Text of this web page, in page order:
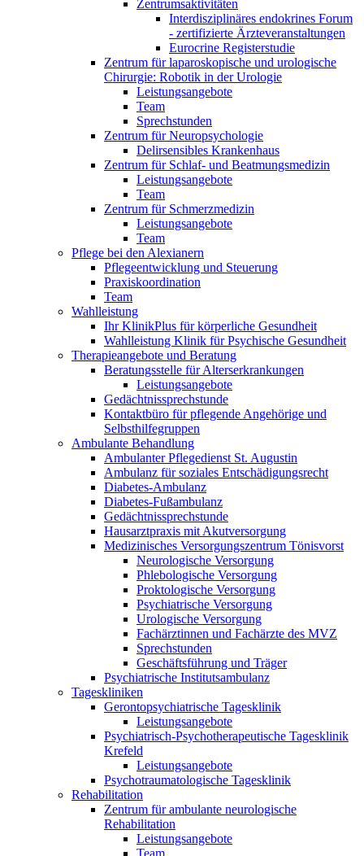
Zentrumsaktivitäten
Interdisziplinäres endokrines Forum
- zertifizierte Ärzteveranstaltungen
Eurocrine Registerstudie
Zentrum für laparoskopische und urologische
Chirurgie: Robotik in der Urologie
Leistungsangebote
Team
Sprechstunden
Zentrum für Neuropsychologie
Delirsensibles Krankenhaus
Zentrum für Schlaf- und Beatmungsmedizin
Leistungsangebote
Team
Zentrum für Schmerzmedizin
Leistungsangebote
Team
Pflege bei den Alexianern
Pflegeentwicklung und Steuerung
Praxiskoordination
Team
Wahlleistung
Ihr KlinikPlus für körperliche Gesundheit
Wahlleistung Klinik für Psychische Gesundheit
Therapieangebote und Beratung
Beratungsstelle für Alterserkrankungen
Leistungsangebote
Gedächtnissprechstunde
Kontaktbüro für pflegende Angehörige und
Selbsthilfegruppen
Ambulante Behandlung
Ambulanter Pflegedienst St. Augustin
Ambulanz für soziales Entschädigungsrecht
Diabetes-Ambulanz
Diabetes-Fußambulanz
Gedächtnissprechstunde
Hausarztpraxis mit Akutversorgung
Medizinisches Versorgungszentrum Tönisvorst
Neurologische Versorgung
Phlebologische Versorgung
Proktologische Versorgung
Psychiatrische Versorgung
Urologische Versorgung
Fachärztinnen und Fachärzte des MVZ
Sprechstunden
Geschäftsführung und Träger
Psychiatrische Institutsambulanz
Tageskliniken
Gerontopsychiatrische Tagesklinik
Leistungsangebote
Psychiatrisch-Psychotherapeutische Tagesklinik
Krefeld
Leistungsangebote
Psychotraumatologische Tagesklinik
Rehabilitation
Zentrum für ambulante neurologische
Rehabilitation
Leistungsangebote
Team